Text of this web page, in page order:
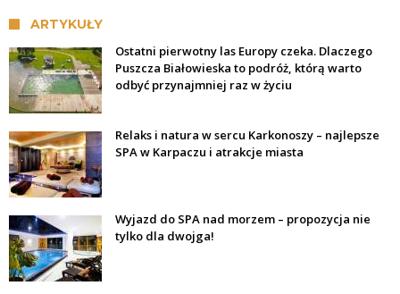
ARTYKUŁY
Ostatni pierwotny las Europy czeka. Dlaczego
Puszcza Białowieska to podróż, którą warto
odbyć przynajmniej raz w życiu
Relaks i natura w sercu Karkonoszy – najlepsze
SPA w Karpaczu i atrakcje miasta
Wyjazd do SPA nad morzem – propozycja nie
tylko dla dwojga!